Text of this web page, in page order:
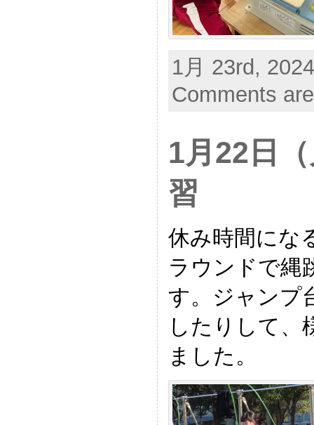
1月 23rd,
Comments
1月22日
習
休み時間にな
ラウンドで縄
す。ジャンプ
したりして、
ました。